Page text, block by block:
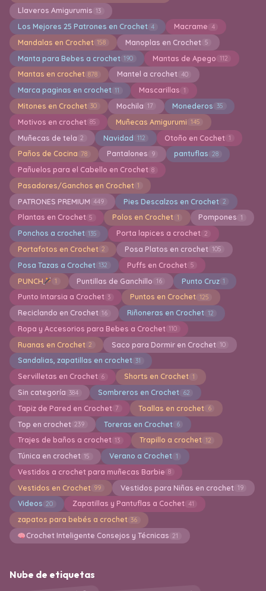
Llaveros Amigurumis 13
Los Mejores 25 Patrones en Crochet 4 Macrame 4
Mandalas en Crochet 158 Manoplas en Crochet 5
Manta para Bebes a crochet 190 Mantas de Apego 112
Mantas en crochet 878 Mantel a crochet 40
Marca paginas en crochet 11 Mascarillas 1
Mitones en Crochet 30 Mochila 17 Monederos 35
Motivos en crochet 85 Muñecas Amigurumi 145
Muñecas de tela 2 Navidad 112 Otoño en Cochet 1
Paños de Cocina 78 Pantalones 9 pantuflas 28
Pañuelos para el Cabello en Crochet 8
Pasadores/Ganchos en Crochet 1
PATRONES PREMIUM 449 Pies Descalzos en Crochet 2
Plantas en Crochet 5 Polos en Crochet 1 Pompones 1
Ponchos a crochet 135 Porta lapices a crochet 2
Portafotos en Crochet 2 Posa Platos en crochet 105
Posa Tazas a Crochet 132 Puffs en Crochet 5
PUNCH 1 Puntillas de Ganchillo 16 Punto Cruz 1
Punto Intarsia a Crochet 3 Puntos en Crochet 125
Reciclando en Crochet 16 Riñoneras en Crochet 12
Ropa y Accesorios para Bebes a Crochet 110
Ruanas en Crochet 2 Saco para Dormir en Crochet 10
Sandalias, zapatillas en crochet 31
Servilletas en Crochet 6 Shorts en Crochet 1
Sin categoría 384 Sombreros en Crochet 62
Tapiz de Pared en Crochet 7 Toallas en crochet 6
Top en crochet 239 Toreras en Crochet 6
Trajes de baños a crochet 13 Trapillo a crochet 12
Túnica en crochet 15 Verano a Crochet 1
Vestidos a crochet para muñecas Barbie 8
Vestidos en Crochet 99 Vestidos para Niñas en crochet 19
Videos 20 Zapatillas y Pantuflas a Cochet 41
zapatos para bebés a crochet 36
Crochet Inteligente Consejos y Técnicas 21
Nube de etiquetas